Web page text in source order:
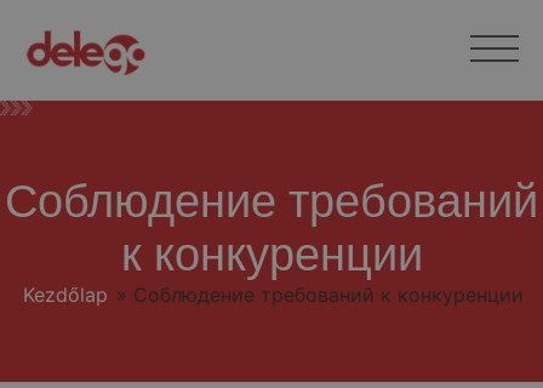
Соблюдение требований
к конкуренции
Kezdőlap » Соблюдение требований к конкуренции